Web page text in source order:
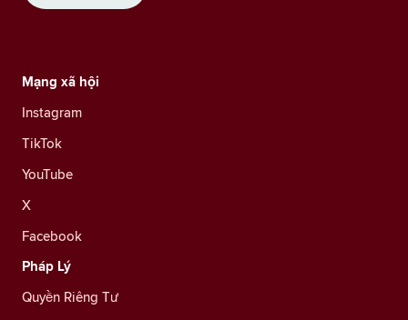
Mạng xã hội
Instagram
TikTok
YouTube
X
Facebook
Pháp Lý
Quyền Riêng Tư